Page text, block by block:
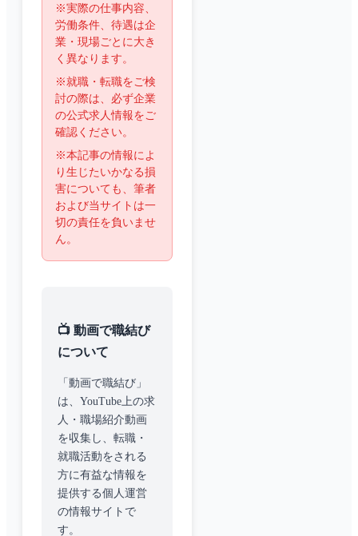
※実際の仕事内容、
労働条件、待遇は企
業・現場ごとに大き
く異なります。
※就職・転職をご検
討の際は、必ず企業
の公式求人情報をご
確認ください。
※本記事の情報によ
り生じたいかなる損
害についても、筆者
および当サイトは一
切の責任を負いませ
ん。
📺 動画で職結び
について
「動画で職結び」
は、YouTube上の求
人・職場紹介動画
を収集し、転職・
就職活動をされる
方に有益な情報を
提供する個人運営
の情報サイトで
す。